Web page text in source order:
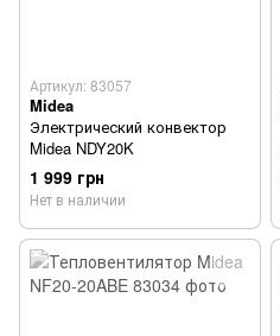
Артикул: 83057
Midea
Электрический конвектор
Midea NDY20K
1 999 грн
Нет в наличии